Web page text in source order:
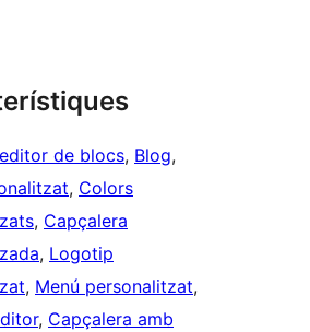
de blocs, Blog
, Colors
, Capçalera
, Logotip
, Menú personalitzat
, Capçalera amb